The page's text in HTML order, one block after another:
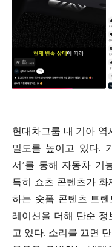
현대차그룹 내 기아 역
밀도를 높이고 있다.
서’를 통해 자동차 기
특히 쇼츠 콘텐츠가 화
하는 숏폼 콘텐츠 트렌
레이션을 더해 단순
고 있다. 소리를 끄면